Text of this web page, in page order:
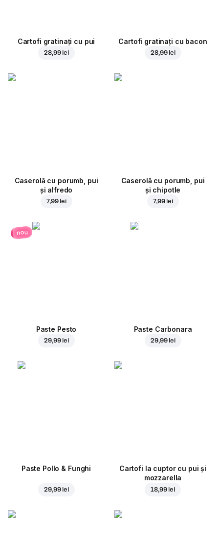
Cartofi gratinați cu pui
28,99 lei
Cartofi gratinați cu bacon
28,99 lei
Caserolă cu porumb, pui
și alfredo
7,99 lei
Caserolă cu porumb, pui
și chipotle
7,99 lei
nou
Paste Pesto
29,99 lei
Paste Carbonara
29,99 lei
Paste Pollo & Funghi
29,99 lei
Cartofi la cuptor cu pui și
mozzarella
18,99 lei